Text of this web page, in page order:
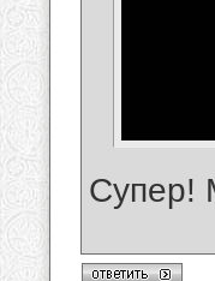
Супер!